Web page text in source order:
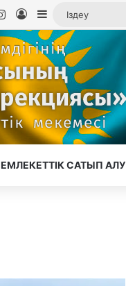
Instagram
КіруSidebar
САТЫП АЛУ